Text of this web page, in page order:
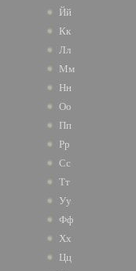
Йй
Кк
Лл
Мм
Нн
Оо
Пп
Рр
Сс
Тт
Уу
Фф
Хх
Цц